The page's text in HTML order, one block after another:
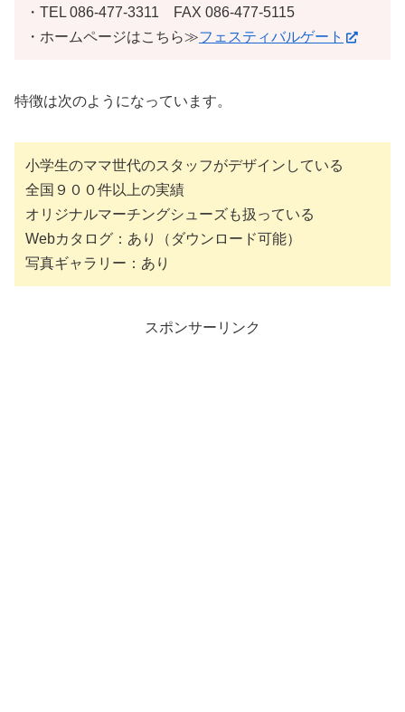
・TEL 086-477-3311 FAX 086-477-5115
・ホームページはこちら≫フェスティバルゲート
特徴は次のようになっています。
小学生のママ世代のスタッフがデザインしている
全国９００件以上の実績
オリジナルマーチングシューズも扱っている
Webカタログ：あり（ダウンロード可能）
写真ギャラリー：あり
スポンサーリンク